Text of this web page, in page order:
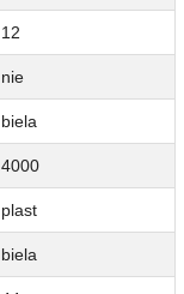
12
nie
biela
4000
plast
biela